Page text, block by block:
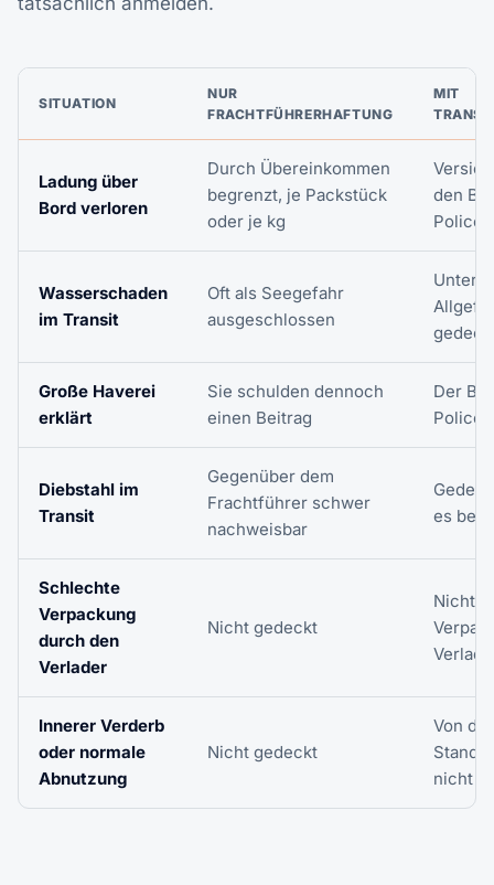
SITUATION
NUR
FRACHTFÜHRERHAFTUNG
MIT
Ladung über
Bord verloren
Durch Übereinkommen
begrenzt, je Packstück
oder je kg
den
Police
Wasserschaden
im Transit
Oft als Seegefahr
ausgeschlossen
Unter
Große Haverei
erklärt
Sie schulden dennoch
einen Beitrag
Der
Police
Diebstahl im
Transit
Gegenüber dem
Frachtführer schwer
nachweisbar
es
Schlechte
Verpackung
durch den
Verlader
Nicht gedeckt
Nicht
Innerer Verderb
oder normale
Abnutzung
Nicht gedeckt
Von
nicht